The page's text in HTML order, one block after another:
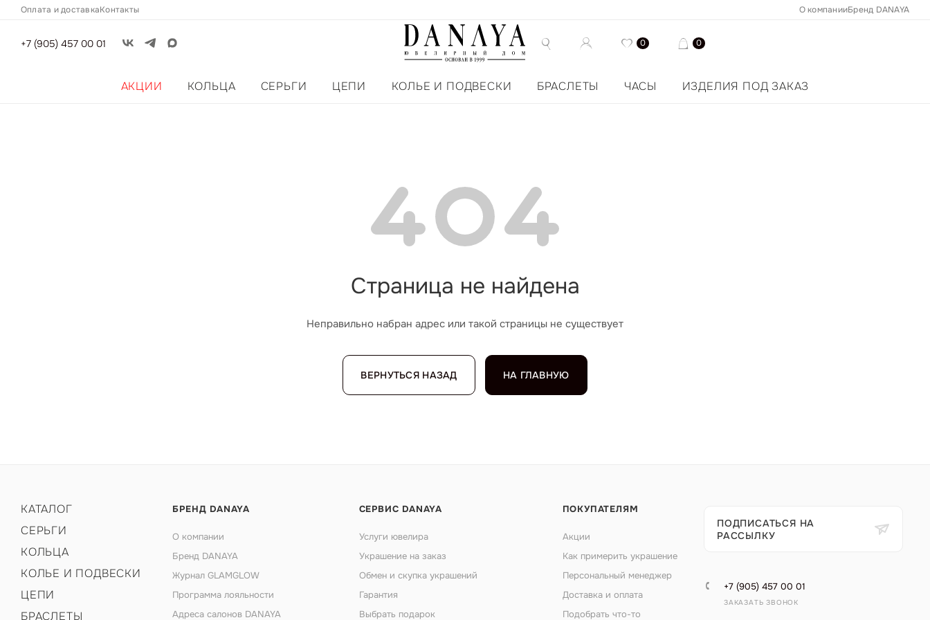
Оплата и доставкаКонтакты О компанииБренд DANAYA
+7 (905) 457 00 01 0 0
АКЦИИ КОЛЬЦА СЕРЬГИ ЦЕПИ КОЛЬЕ И ПОДВЕСКИ БРАСЛЕТЫ ЧАСЫ ИЗДЕЛИЯ ПОД ЗАКАЗ
Страница не найдена
Неправильно набран адрес или такой страницы не существует
ВЕРНУТЬСЯ НАЗАД НА ГЛАВНУЮ
КАТАЛОГ
СЕРЬГИ
КОЛЬЦА
КОЛЬЕ И ПОДВЕСКИ
ЦЕПИ
БРАСЛЕТЫ
БРЕНД DANAYA
О компании
Бренд DANAYA
Журнал GLAMGLOW
Программа лояльности
Адреса салонов DANAYA
СЕРВИС DANAYA
Услуги ювелира
Украшение на заказ
Обмен и скупка украшений
Гарантия
Выбрать подарок
ПОКУПАТЕЛЯМ
Акции
Как примерить украшение
Персональный менеджер
Доставка и оплата
Подобрать что-то
ПОДПИСАТЬСЯ НА
РАССЫЛКУ
+7 (905) 457 00 01
ЗАКАЗАТЬ ЗВОНОК